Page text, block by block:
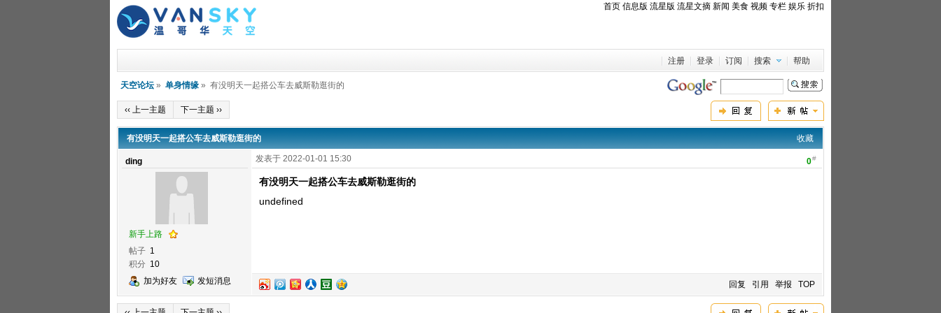
首页 信息版 流星版 流星文摘 新闻 美食 视频 专栏 娱乐 折扣
注册 登录 订阅 搜索 帮助
天空论坛 » 单身情缘 » 有没明天一起搭公车去威斯勒逛街的
‹‹ 上一主题 下一主题 ››
收藏
有没明天一起搭公车去威斯勒逛街的
ding
新手上路
帖子 1
积分 10
加为好友
发短消息
0#
发表于 2022-01-01 15:30
有没明天一起搭公车去威斯勒逛街的
undefined
回复 引用 举报 TOP